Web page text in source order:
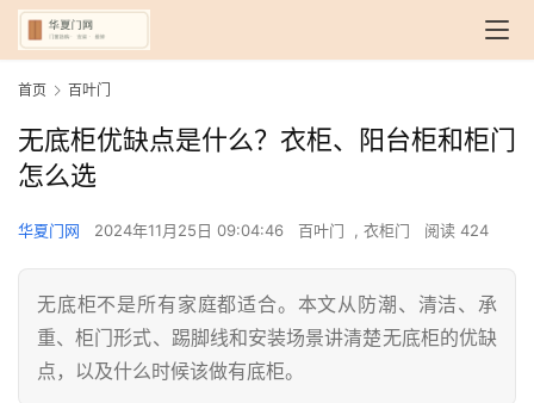
首页 百叶门
无底柜优缺点是什么？衣柜、阳台柜和柜门
怎么选
华夏门网 2024年11月25日 09:04:46 百叶门 , 衣柜门 阅读 424
无底柜不是所有家庭都适合。本文从防潮、清洁、承
重、柜门形式、踢脚线和安装场景讲清楚无底柜的优缺
点，以及什么时候该做有底柜。